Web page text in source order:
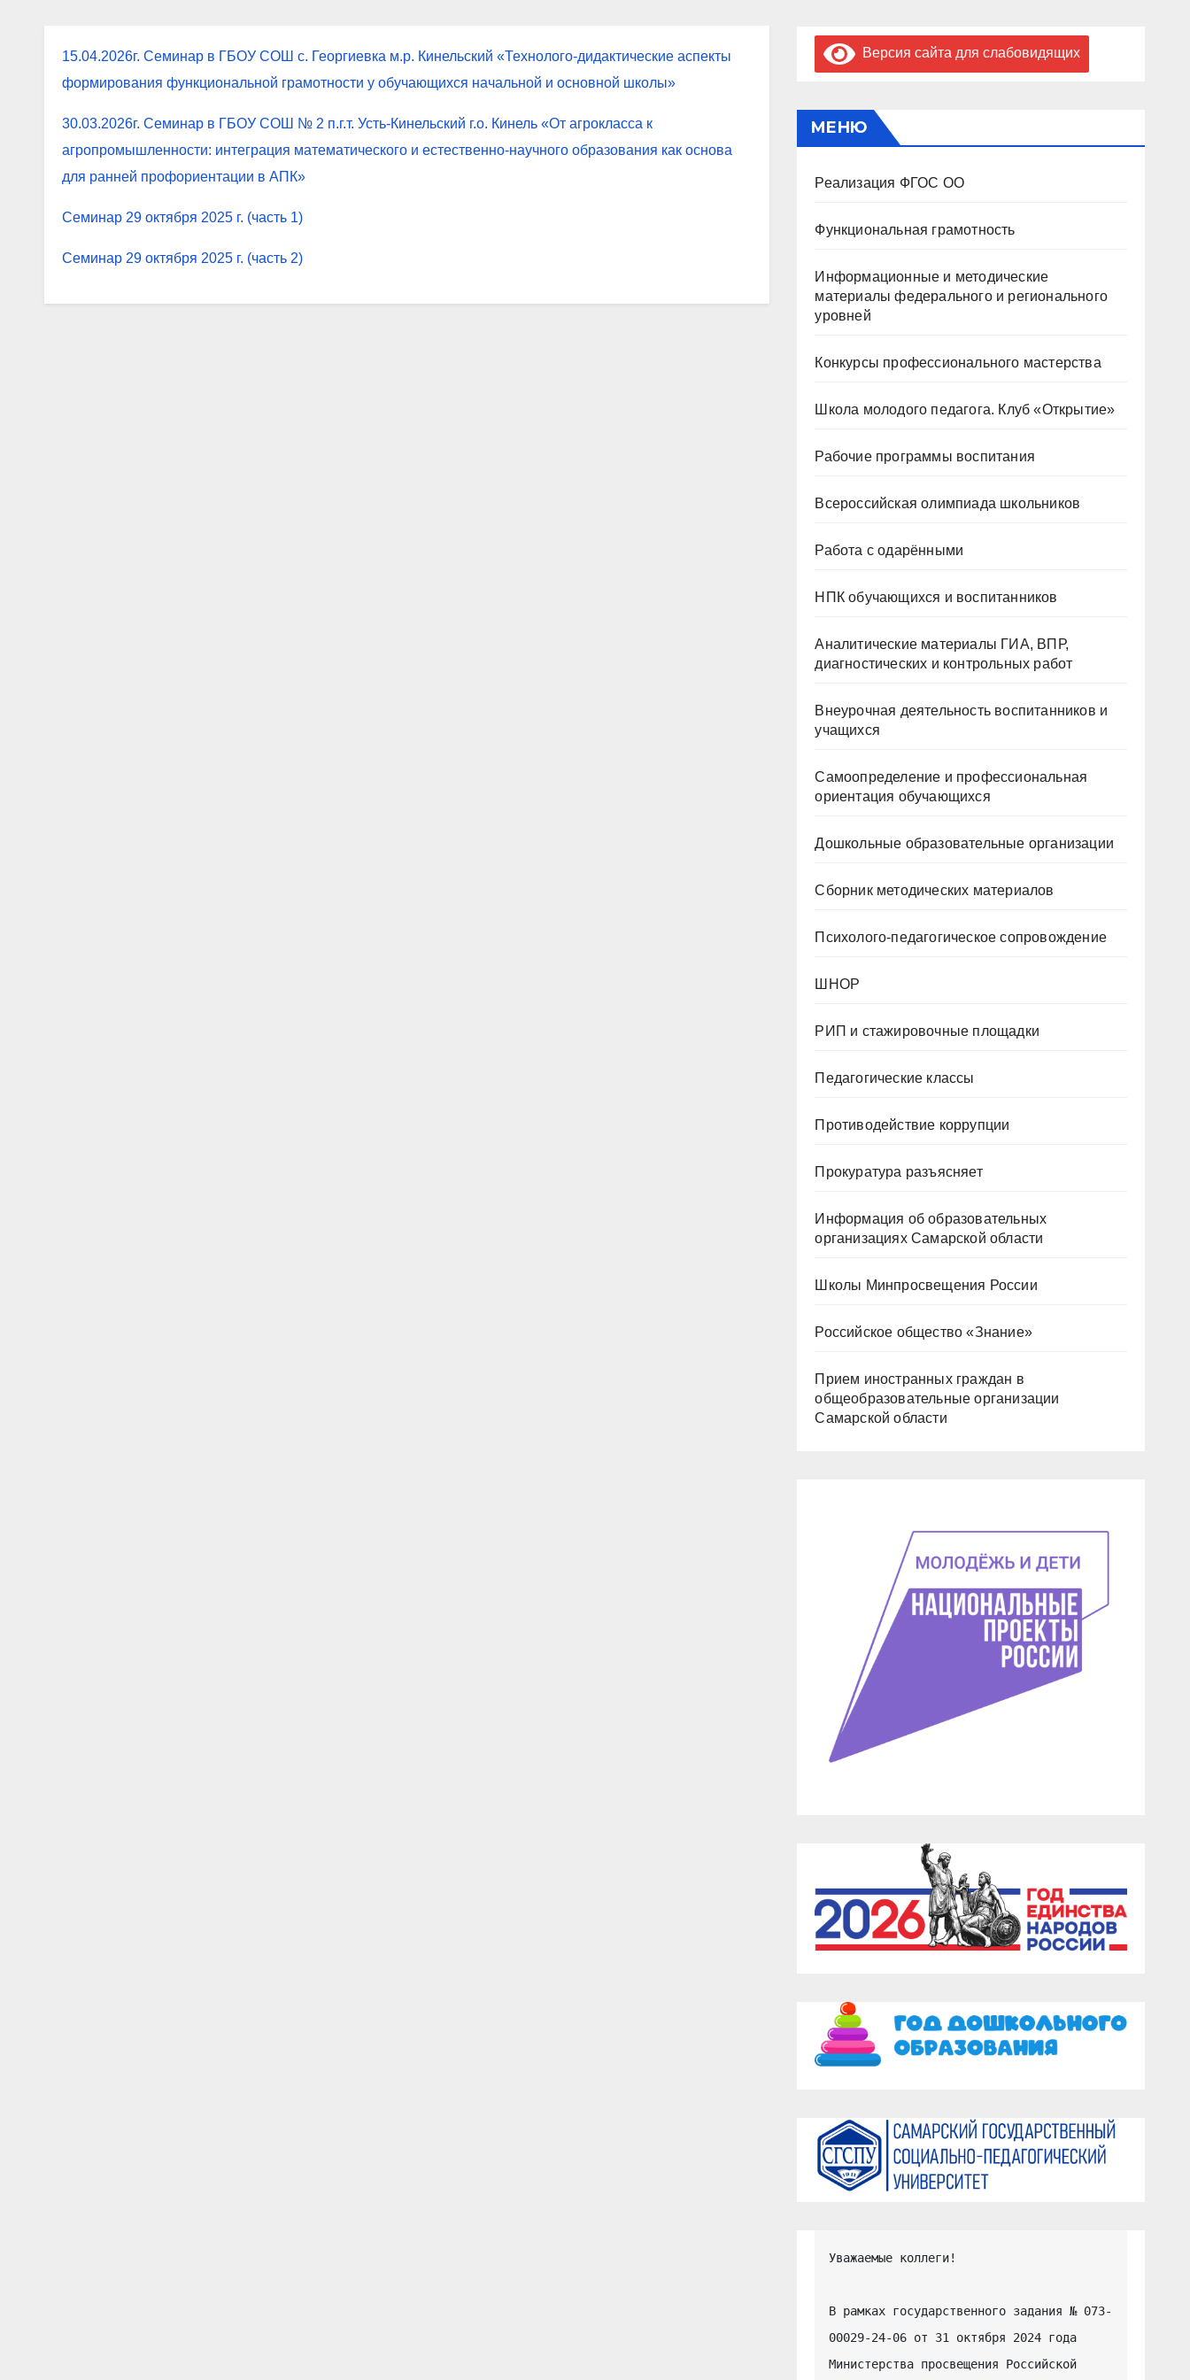
15.04.2026г. Семинар в ГБОУ СОШ с. Георгиевка м.р. Кинельский «Технолого-дидактические аспекты
формирования функциональной грамотности у обучающихся начальной и основной школы»
30.03.2026г. Семинар в ГБОУ СОШ № 2 п.г.т. Усть-Кинельский г.о. Кинель «От агрокласса к
агропромышленности: интеграция математического и естественно-научного образования как основа
для ранней профориентации в АПК»
Семинар 29 октября 2025 г. (часть 1)
Семинар 29 октября 2025 г. (часть 2)
Версия сайта для слабовидящих
МЕНЮ
Реализация ФГОС ОО
Функциональная грамотность
Информационные и методические
материалы федерального и регионального
уровней
Конкурсы профессионального мастерства
Школа молодого педагога. Клуб «Открытие»
Рабочие программы воспитания
Всероссийская олимпиада школьников
Работа с одарёнными
НПК обучающихся и воспитанников
Аналитические материалы ГИА, ВПР,
диагностических и контрольных работ
Внеурочная деятельность воспитанников и
учащихся
Самоопределение и профессиональная
ориентация обучающихся
Дошкольные образовательные организации
Сборник методических материалов
Психолого-педагогическое сопровождение
ШНОР
РИП и стажировочные площадки
Педагогические классы
Противодействие коррупции
Прокуратура разъясняет
Информация об образовательных
организациях Самарской области
Школы Минпросвещения России
Российское общество «Знание»
Прием иностранных граждан в
общеобразовательные организации
Самарской области
Уважаемые коллеги!
В рамках государственного задания № 073-
00029-24-06 от 31 октября 2024 года
Министерства просвещения Российской